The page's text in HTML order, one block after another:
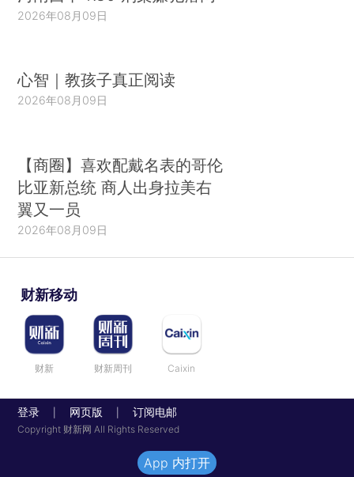
2026年08月09日
心智｜教孩子真正阅读
2026年08月09日
【商圈】喜欢配戴名表的哥伦
比亚新总统 商人出身拉美右
翼又一员
2026年08月09日
财新移动
财新 财新周刊 Caixin
登录 网页版 订阅电邮
Copyright 财新网 All Rights Reserved
App 内打开